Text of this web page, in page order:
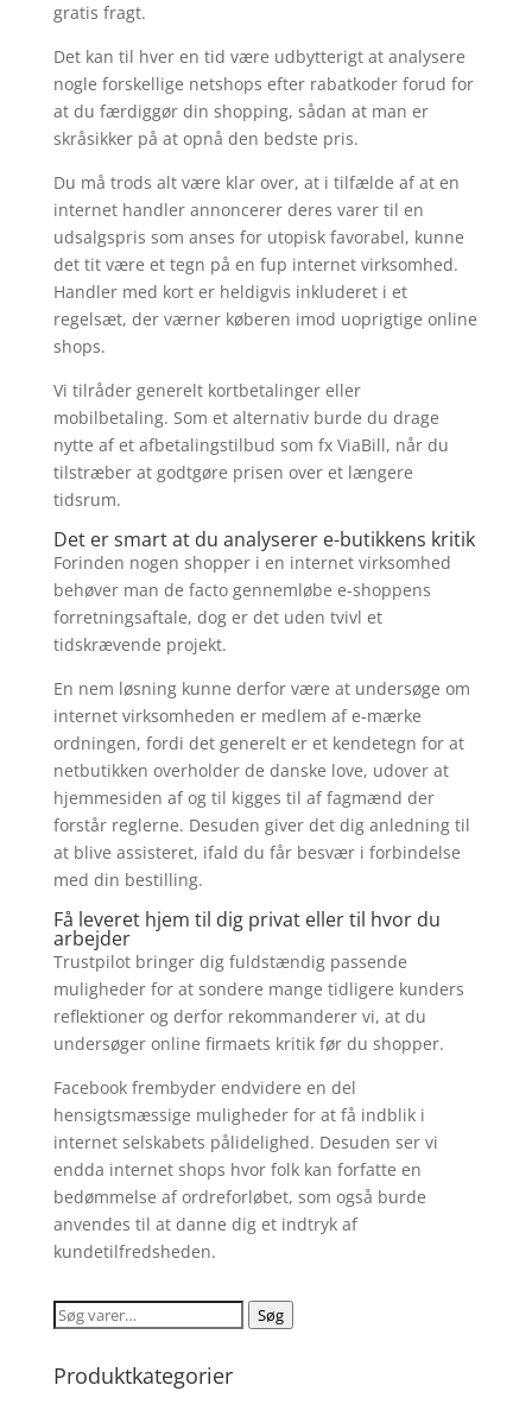
gratis fragt.
Det kan til hver en tid være udbytterigt at analysere
nogle forskellige netshops efter rabatkoder forud for
at du færdiggør din shopping, sådan at man er
skråsikker på at opnå den bedste pris.
Du må trods alt være klar over, at i tilfælde af at en
internet handler annoncerer deres varer til en
udsalgspris som anses for utopisk favorabel, kunne
det tit være et tegn på en fup internet virksomhed.
Handler med kort er heldigvis inkluderet i et
regelsæt, der værner køberen imod uoprigtige online
shops.
Vi tilråder generelt kortbetalinger eller
mobilbetaling. Som et alternativ burde du drage
nytte af et afbetalingstilbud som fx ViaBill, når du
tilstræber at godtgøre prisen over et længere
tidsrum.
Det er smart at du analyserer e-butikkens kritik
Forinden nogen shopper i en internet virksomhed
behøver man de facto gennemløbe e-shoppens
forretningsaftale, dog er det uden tvivl et
tidskrævende projekt.
En nem løsning kunne derfor være at undersøge om
internet virksomheden er medlem af e-mærke
ordningen, fordi det generelt er et kendetegn for at
netbutikken overholder de danske love, udover at
hjemmesiden af og til kigges til af fagmænd der
forstår reglerne. Desuden giver det dig anledning til
at blive assisteret, ifald du får besvær i forbindelse
med din bestilling.
Få leveret hjem til dig privat eller til hvor du
arbejder
Trustpilot bringer dig fuldstændig passende
muligheder for at sondere mange tidligere kunders
reflektioner og derfor rekommanderer vi, at du
undersøger online firmaets kritik før du shopper.
Facebook frembyder endvidere en del
hensigtsmæssige muligheder for at få indblik i
internet selskabets pålidelighed. Desuden ser vi
endda internet shops hvor folk kan forfatte en
bedømmelse af ordreforløbet, som også burde
anvendes til at danne dig et indtryk af
kundetilfredsheden.
Søg
Søg
Produktkategorier